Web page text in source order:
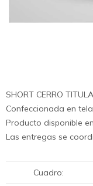
SHORT CERRO
Confeccionada en
Producto disponible
Las entregas se
Cuadro